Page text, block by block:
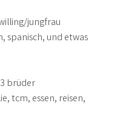
jungfrau
spanisch, und etwas
brüder
tcm, essen, reisen,